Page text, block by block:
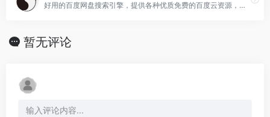
好用的百度网盘搜索引擎，提供各种优质免费的百度云资源，这里还有新的电视电影，完全免费下载。
暂无评论